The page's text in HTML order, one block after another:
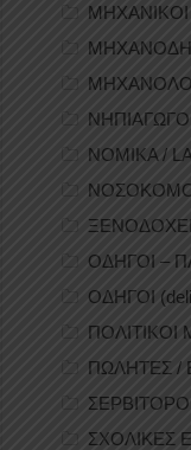
ΝΟΜΙΚΑ /
ΟΔΗΓΟΙ –
ΟΔΗΓΟΙ
ΠΟΛΙΤΙΚΟΙ
ΠΩΛΗΤΕΣ /
ΣΧΟΛΙΚΕΣ